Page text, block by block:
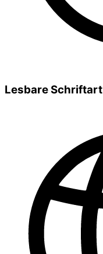
Lesbare Schriftart